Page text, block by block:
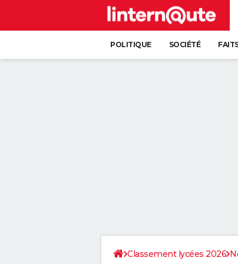
POLITIQUE SOCIÉTÉ
Classement lycées 2026